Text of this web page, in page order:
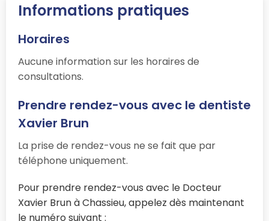
Informations pratiques
Horaires
Aucune information sur les horaires de
consultations.
Prendre rendez-vous avec le dentiste
Xavier Brun
La prise de rendez-vous ne se fait que par
téléphone uniquement.
Pour prendre rendez-vous avec le Docteur
Xavier Brun à Chassieu, appelez dès maintenant
le numéro suivant :